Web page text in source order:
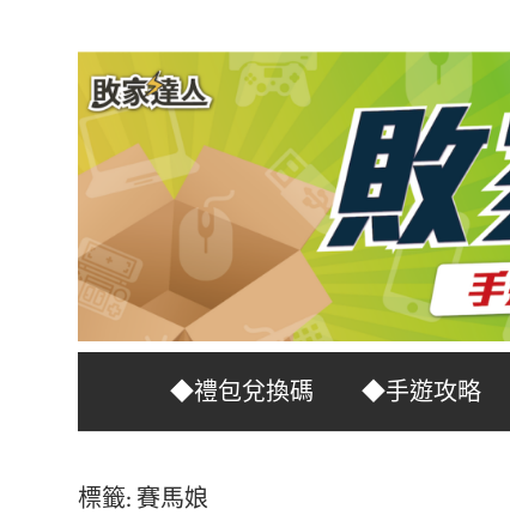
家
No.1
戲
◆禮包兌換碼 ◆手遊攻略
標籤: 賽馬娘